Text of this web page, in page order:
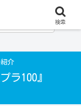
介
ラ100』
検索